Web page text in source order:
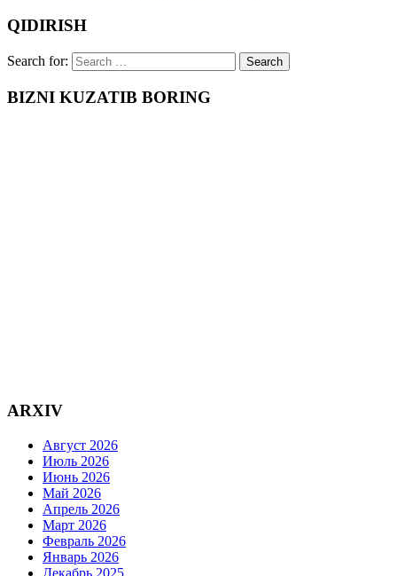
QIDIRISH
Search for:
BIZNI KUZATIB BORING
ARXIV
Август 2026
Июль 2026
Июнь 2026
Май 2026
Апрель 2026
Март 2026
Февраль 2026
Январь 2026
Декабрь 2025